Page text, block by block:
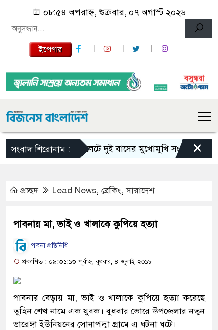
০৮:৫৪ অপরাহ্ন, শুক্রবার, ০৭ অগাস্ট ২০২৬
ইপেপার
সংবাদ শিরোনাম :সিলেটে দুই বাসের মুখোমুখি সংঘর্ষে নিহত বেড়ে
×
প্রচ্ছদ Lead News, ব্রেকিং,সারাদেশ
পাবনায় মা, ভাই ও খালাকে কুপিয়ে হত্যা
পাবনা প্রতিনিধি
প্রকাশিত : ০৯:৩১:১৩ পূর্বাহ্ন, বুধবার, ৪ জুলাই ২০১৮
পাবনার বেড়ায় মা, ভাই ও খালাকে কুপিয়ে হত্যা করেছে
তুহিন শেখ নামে এক যুবক। বুধবার ভোরে উপজেলার নতুন
ভারেঙ্গা ইউনিয়নের সোনাপদ্মা গ্রামে এ ঘটনা ঘটে।